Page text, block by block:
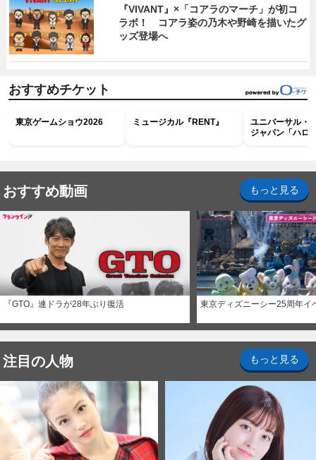
『VIVANT』×「コアラのマーチ」が初コ
ラボ！ コアラ姿の乃木や野崎を描いたグ
ッズ登場へ
おすすめチケット
東京ゲームショウ2026 ミュージカル『RENT』
ユニバーサル・
ジャパン「ハロ
おすすめ動画 もっと見る
『GTO』連ドラが28年ぶり復活 東京ディズニーシー25周年イ
注目の人物 もっと見る